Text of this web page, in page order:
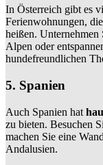
In Österreich gibt es
Ferienwohnungen,
heißen. Unternehmen
Alpen oder
hundefreundlichen
5. Spanien
Auch Spanien hat
zu bieten. Besuchen
machen Sie eine
Andalusien.